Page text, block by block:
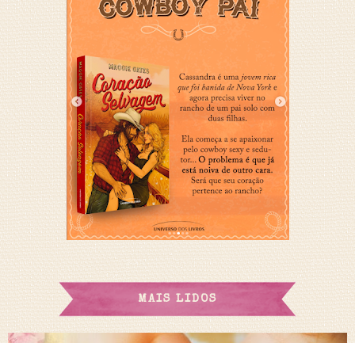
MAIS LIDOS